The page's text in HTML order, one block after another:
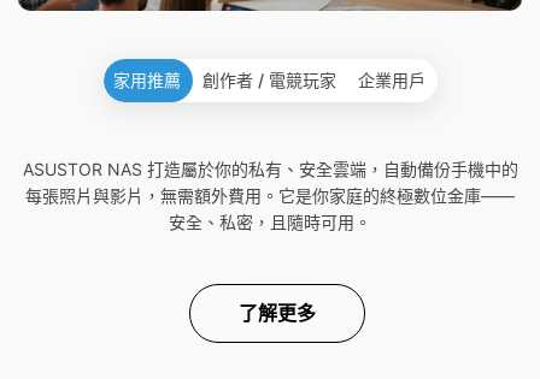
家用推薦 創作者 / 電競玩家 企業用戶
ASUSTOR NAS 打造屬於你的私有、安全雲端，自動備份手機中的
每張照片與影片，無需額外費用。它是你家庭的終極數位金庫——
安全、私密，且隨時可用。
了解更多